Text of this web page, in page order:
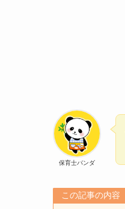
保育士パンダ
この記事の内容